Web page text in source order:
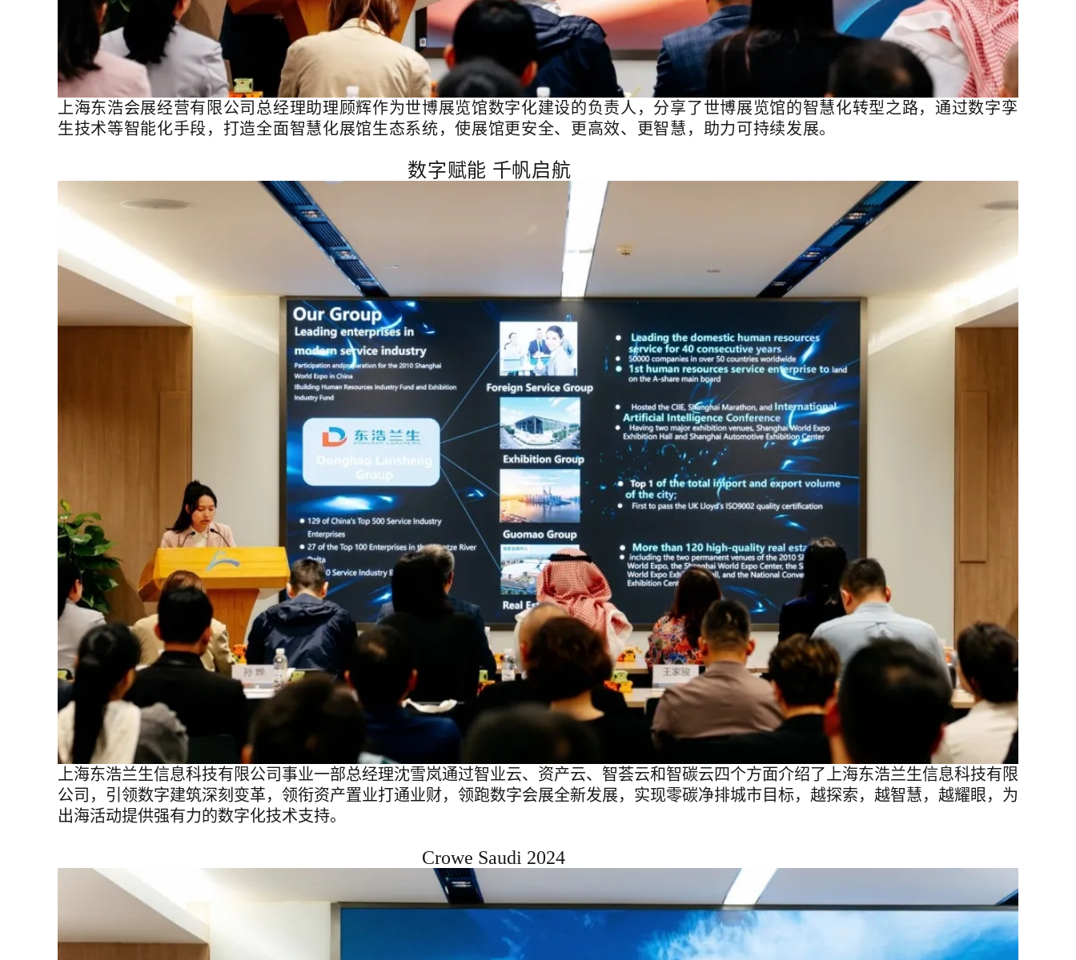
上海东浩会展经营有限公司总经理助理顾辉作为世博展览馆数字化建设的负责人，分享了世博展览馆的智慧化转型之路，通过数字孪
生技术等智能化手段，打造全面智慧化展馆生态系统，使展馆更安全、更高效、更智慧，助力可持续发展。
数字赋能 千帆启航
上海东浩兰生信息科技有限公司事业一部总经理沈雪岚通过智业云、资产云、智荟云和智碳云四个方面介绍了 上海东浩兰生信息科技有限
公司，引领数字建筑深刻变革，领衔资产置业打通业财，领跑数字会展全新发展，实现零碳净排城市目标，越探索，越智慧，越耀眼，为
出海活动提供强有力的数字化技术支持。
Crowe Saudi 2024